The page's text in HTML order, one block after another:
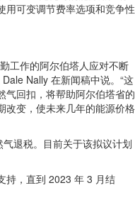
用可变调节费率选项和竞争性
工作的阿尔伯塔人应对不断
Nally 在新闻稿中说。“这
气回扣，将帮助阿尔伯塔省的
改变，使未来几年的能源价格
退税。目前关于该拟议计划
持，直到 2023 年 3 月结